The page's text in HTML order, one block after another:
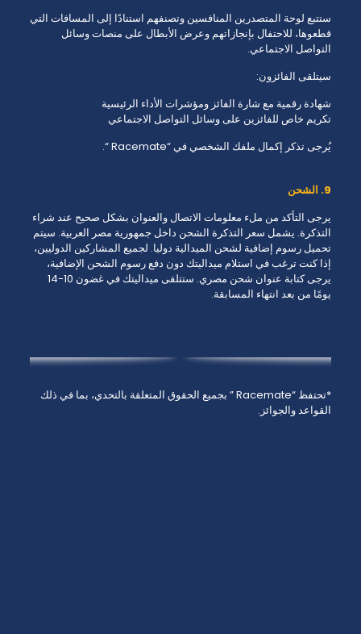
ستتبع لوحة المتصدرين المنافسين وتصنفهم استنادًا إلى المسافات التي
قطعوها، للاحتفال بإنجازاتهم وعرض الأبطال على منصات وسائل
التواصل الاجتماعي.
سيتلقى الفائزون:
شهادة رقمية مع شارة الفائز ومؤشرات الأداء الرئيسية
تكريم خاص للفائزين على وسائل التواصل الاجتماعي
يُرجى تذكر إكمال ملفك الشخصي في “Racemate “.
9. الشحن
يرجى التأكد من ملء معلومات الاتصال والعنوان بشكل صحيح عند شراء
التذكرة. يشمل سعر التذكرة الشحن داخل جمهورية مصر العربية. سيتم
تحميل رسوم إضافية لشحن الميدالية دوليا. لجميع المشاركين الدوليين،
إذا كنت ترغب في استلام ميداليتك دون دفع رسوم الشحن الإضافية،
يرجى كتابة عنوان شحن مصري. ستتلقى ميداليتك في غضون 10-14
يومًا من بعد انتهاء المسابقة.
*تحتفظ “Racemate ” بجميع الحقوق المتعلقة بالتحدي، بما في ذلك
القواعد والجوائز.